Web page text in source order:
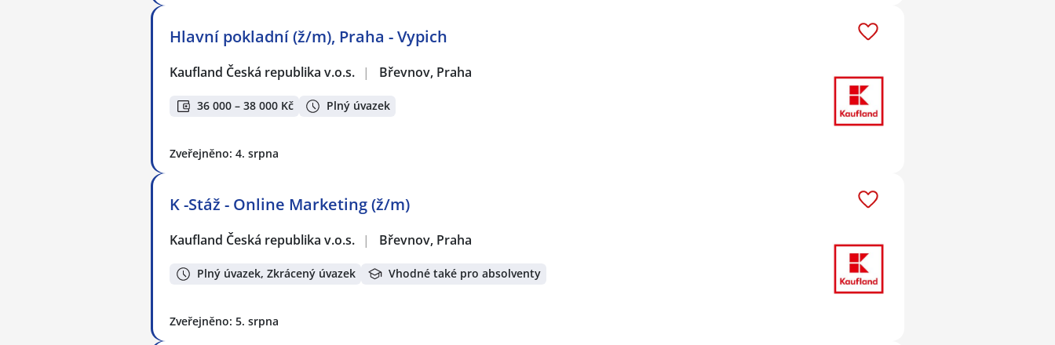
Hlavní pokladní (ž/m), Praha - Vypich
Kaufland Česká republika v.o.s. | Břevnov, Praha
36 000 – 38 000 Kč Plný úvazek
Zveřejněno: 4. srpna
K -Stáž - Online Marketing (ž/m)
Kaufland Česká republika v.o.s. | Břevnov, Praha
Plný úvazek, Zkrácený úvazek Vhodné také pro absolventy
Zveřejněno: 5. srpna